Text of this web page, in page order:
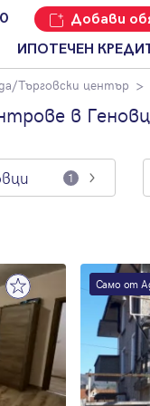
Добави
ИПОТЕЧЕН
Търговски център
в
1
Само от